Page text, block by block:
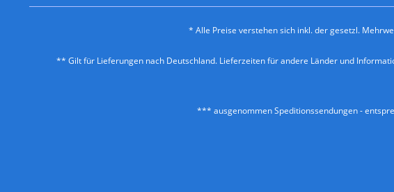
* Alle Preise verstehen sich inkl. der gesetzl.
** Gilt für Lieferungen nach Deutschland. Lieferzeiten für andere Länder und
*** ausgenommen Speditionssendungen -